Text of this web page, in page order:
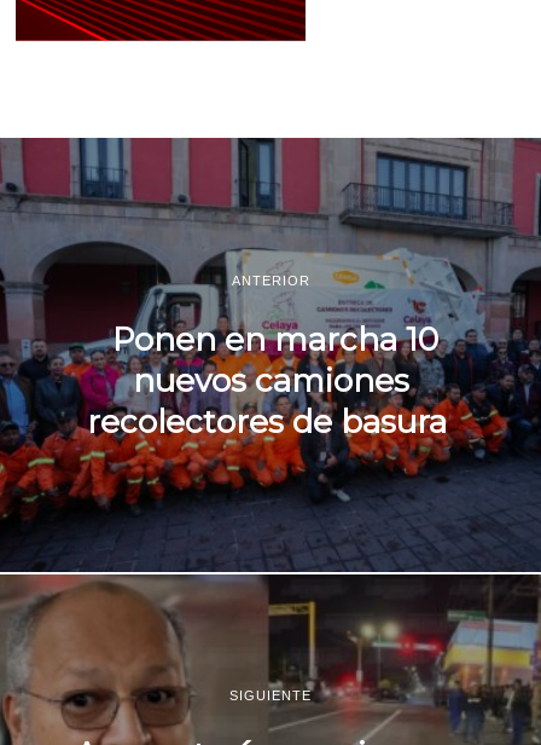
ANTERIOR
Ponen en marcha 10
nuevos camiones
recolectores de basura
SIGUIENTE